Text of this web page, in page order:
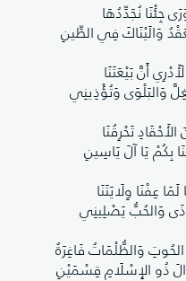
جِئْنَا نُجَدِّدُهَا
وَالَيْنَاكَ فِي الطِّينِ
أَنَّ بَيْعَتَنَا
وَالبَلْوَى وَتُؤْذِينِي
الأَحْقَادِ تَحْرِقُنَا
بِكُمْ يَا آلَ يَاسِينِ
عِفْنَا وِلَايَتَنَا
وَالحُبُّ يَصْلِينِي
وَالظُّلْمَاتُ فَاغِرَةٌ
ذُو الإِسْلَامِ قِسْمَيْنِ